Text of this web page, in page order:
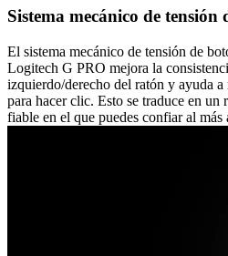
Sistema mecánico de tensión
El sistema mecánico de tensión de
Logitech G PRO mejora la
izquierdo/derecho del ratón y ayuda a
para hacer clic. Esto se traduce en
fiable en el que puedes confiar al